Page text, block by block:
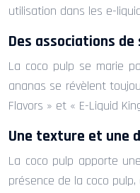
utilisation dans les e-
Des associations
La coco pulp se marie
ananas se révèlent
Flavors » et « E-Liquid
Une texture et une
La coco pulp apporte
présence de la coco